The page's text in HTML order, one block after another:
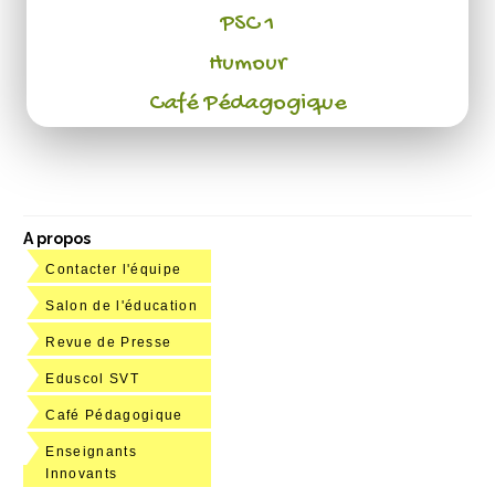
PSC 1
Humour
Café Pédagogique
A propos
Contacter l'équipe
Salon de l'éducation
Revue de Presse
Eduscol SVT
Café Pédagogique
Enseignants
Innovants